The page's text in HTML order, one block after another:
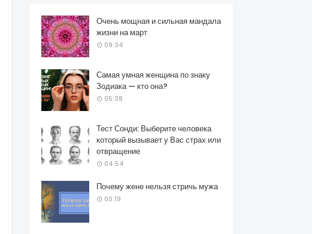
Очень мощная и сильная мандала
жизни на март
09:34
Самая умная женщина по знаку
Зодиака — кто она?
05:38
Тест Сонди: Выберите человека
который вызывает у Вас страх или
отвращение
04:54
Почему жене нельзя стричь мужа
00:19